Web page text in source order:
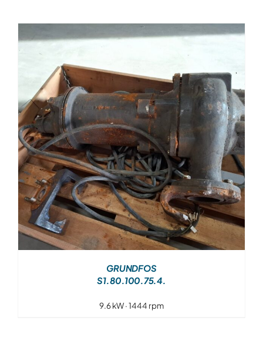
Actueel
Over ons
Contact
GRUNDFOS
S1.80.100.75.4.
9.6 kW · 1444 rpm